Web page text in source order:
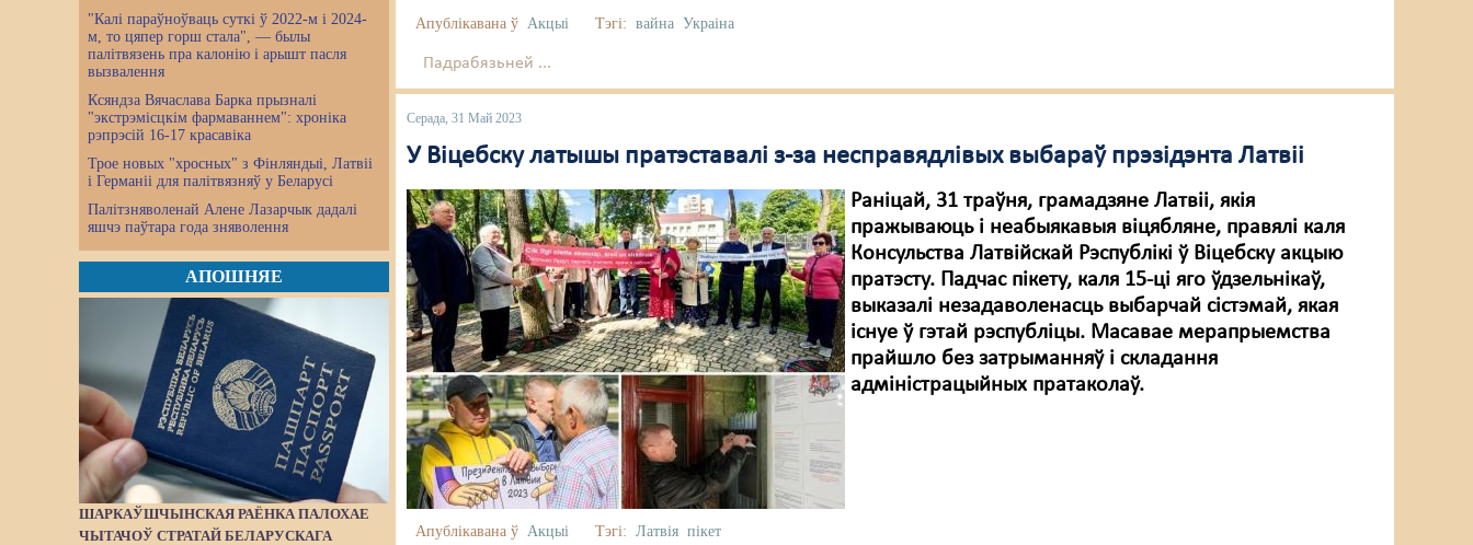
"Калі параўноўваць суткі ў 2022-м і 2024-
м, то цяпер горш стала", — былы
палітвязень пра калонію і арышт пасля
вызвалення
Ксяндза Вячаслава Барка прызналі
"экстрэмісцкім фармаваннем": хроніка
рэпрэсій 16-17 красавіка
Трое новых "хросных" з Фінляндыі, Латвіі
і Германіі для палітвязняў у Беларусі
Палітзняволенай Алене Лазарчык дадалі
яшчэ паўтара года зняволення
АПОШНЯЕ
ШАРКАЎШЧЫНСКАЯ РАЁНКА ПАЛОХАЕ
ЧЫТАЧОЎ СТРАТАЙ БЕЛАРУСКАГА
Апублікавана ў Акцыі Тэгі: вайна Украіна
Падрабязьней ...
Серада, 31 Май 2023
У Віцебску латышы пратэставалі з-за несправядлівых выбараў прэзідэнта Латвіі
Раніцай, 31 траўня, грамадзяне Латвіі, якія
пражываюць і неабыякавыя віцябляне, правялі каля
Консульства Латвійскай Рэспублікі ў Віцебску акцыю
пратэсту. Падчас пікету, каля 15-ці яго ўдзельнікаў,
выказалі незадаволенасць выбарчай сістэмай, якая
існуе ў гэтай рэспубліцы. Масавае мерапрыемства
прайшло без затрыманняў і складання
адміністрацыйных пратаколаў.
Апублікавана ў Акцыі Тэгі: Латвія пікет